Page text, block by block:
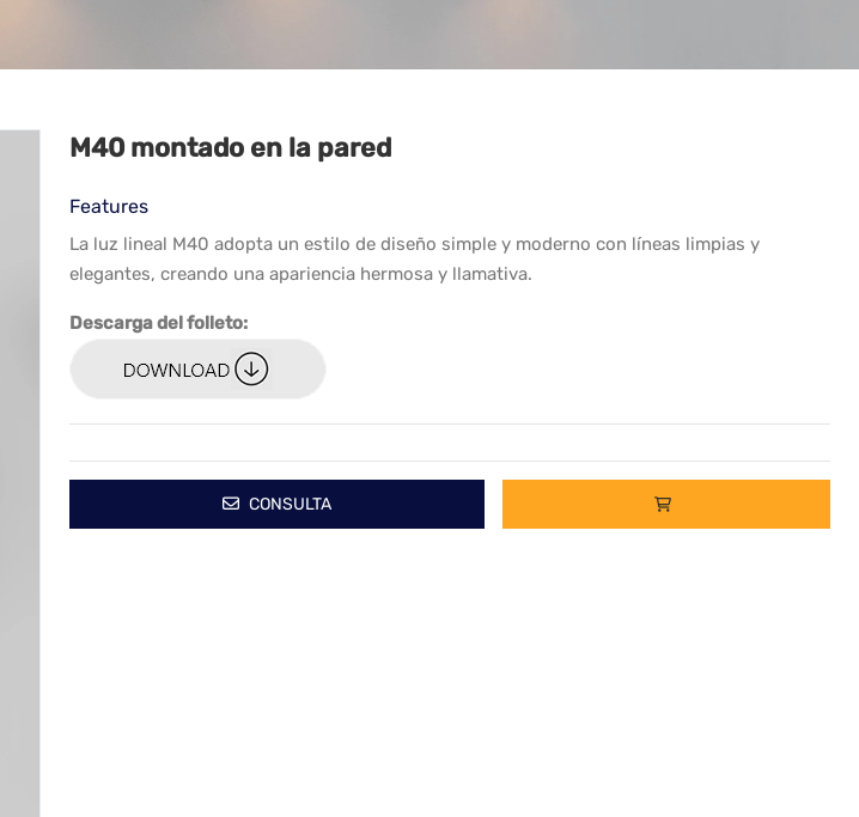
M40 montado en la pared
Features
La luz lineal M40 adopta un estilo de diseño simple y moderno con líneas limpias y
elegantes, creando una apariencia hermosa y llamativa.
Descarga del folleto:
CONSULTA